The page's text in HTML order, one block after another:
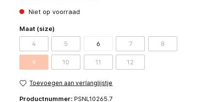
Niet op voorraad
Maat (size)
4 5 6 7 8
9 10 11 12
Toevoegen aan verlanglijstje
Productnummer: PSNL10265.7